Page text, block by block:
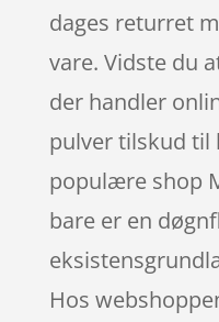
dages returret
vare. Vidste du
der handler
pulver tilskud til
populære shop
bare er en
Hos